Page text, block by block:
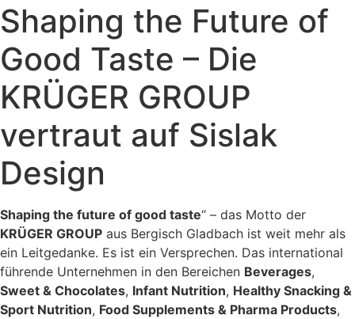
Shaping the Future of
Good Taste – Die
KRÜGER GROUP
vertraut auf Sislak
Design
Shaping the future of good taste“ – das Motto der
KRÜGER GROUP aus Bergisch Gladbach ist weit mehr als
ein Leitgedanke. Es ist ein Versprechen. Das international
führende Unternehmen in den Bereichen Beverages,
Sweet & Chocolates, Infant Nutrition, Healthy Snacking &
Sport Nutrition, Food Supplements & Pharma Products,